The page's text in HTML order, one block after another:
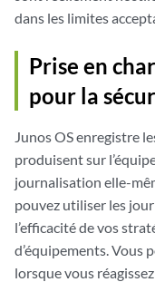
dans les limites
Prise en
pour la
Junos OS enregistre
produisent sur
journalisation elle-
pouvez utiliser les
l’efficacité de vos
d’équipements. Vous
lorsque vous